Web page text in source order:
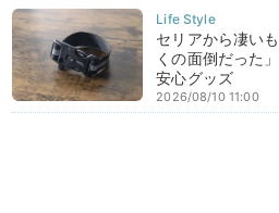
セリアから凄い
くの面倒だった
安心グッズ
2026/08/10 11:00